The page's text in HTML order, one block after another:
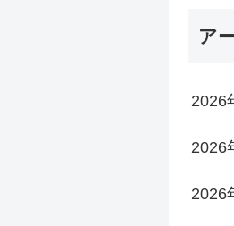
ア
2026
2026
2026